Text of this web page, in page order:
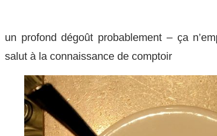
un profond dégoût probablement – ça
salut à la connaissance de comptoir